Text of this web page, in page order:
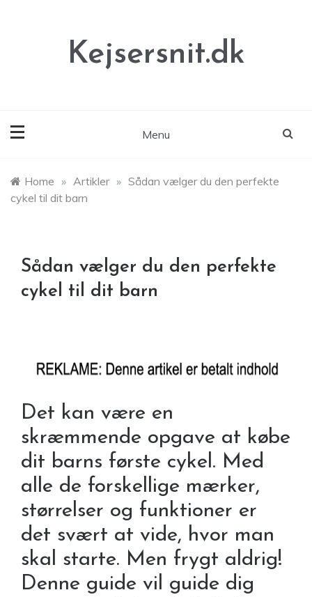
Kejsersnit.dk
Menu
Home » Artikler » Sådan vælger du den perfekte
cykel til dit barn
Sådan vælger du den perfekte
cykel til dit barn
Det kan være en
skræmmende opgave at købe
dit barns første cykel. Med
alle de forskellige mærker,
størrelser og funktioner er
det svært at vide, hvor man
skal starte. Men frygt aldrig!
Denne guide vil guide dig